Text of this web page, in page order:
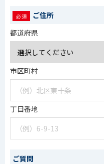
ご住所
都道府県
市区町村
丁目番地
ご質問